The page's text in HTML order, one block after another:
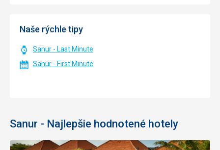
Naše rýchle tipy
Sanur - Last Minute
Sanur - First Minute
Sanur - Najlepšie hodnotené hotely